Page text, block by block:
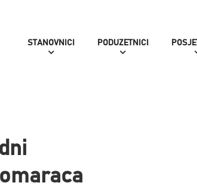
STANOVNICI PODUZETNICI